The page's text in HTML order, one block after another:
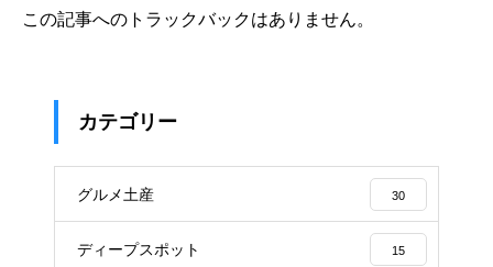
この記事へのトラックバックはありません。
カテゴリー
グルメ土産 30
ディープスポット 15